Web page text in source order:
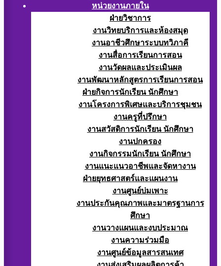
หน่วยงานภายใน
ฝ่ายวิชาการ
งานวิทยบริการและห้องสมุด
งานอาชีวศึกษาระบบทวิภาคี
งานสื่อการเรียนการสอน
งานวัดผลและประเมินผล
งานพัฒนาหลักสูตรการเรียนการสอน
ฝ่ายกิจการนักเรียน นักศึกษา
งานโครงการพิเศษและบริการชุมชน
งานครูที่ปรึกษา
งานสวัสดิการนักเรียน นักศึกษา
งานปกครอง
งานกิจกรรมนักเรียน นักศึกษา
งานแนะแนวอาชีพและจัดหางาน
ฝ่ายยุทธศาสตร์และแผนงาน
งานศูนย์บ่มเพาะ
งานประกันคุณภาพและมาตรฐานการ
ศึกษา
งานวางแผนและงบประมาณ
งานความร่วมมือ
งานศูนย์ข้อมูลสารสนเทศ